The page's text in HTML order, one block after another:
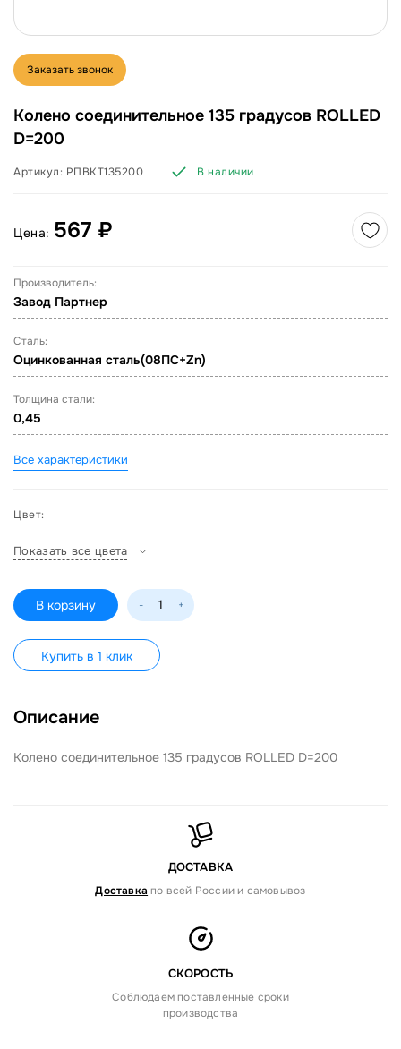
Заказать звонок
Колено соединительное 135 градусов ROLLED
D=200
Артикул: РПВКТ135200 В наличии
Цена: 567 ₽
Производитель:
Завод Партнер
Сталь:
Оцинкованная сталь(08ПС+Zn)
Толщина стали:
0,45
Все характеристики
Цвет:
Показать все цвета
В корзину - +
Купить в 1 клик
Описание
Колено соединительное 135 градусов ROLLED D=200
ДОСТАВКА
Доставка по всей России и самовывоз
СКОРОСТЬ
Соблюдаем поставленные сроки
производства